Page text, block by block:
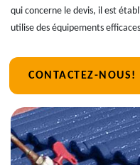
qui concerne le devis, il est
utilise des équipements
CONTACTEZ-NOUS!